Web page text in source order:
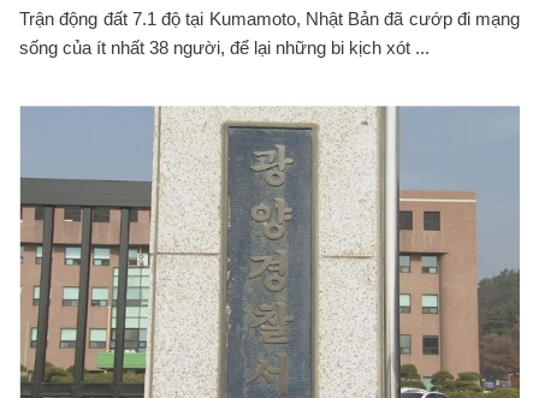
Trận động đất 7.1 độ tại Kumamoto, Nhật Bản đã cướp đi mạng
sống của ít nhất 38 người, để lại những bi kịch xót ...